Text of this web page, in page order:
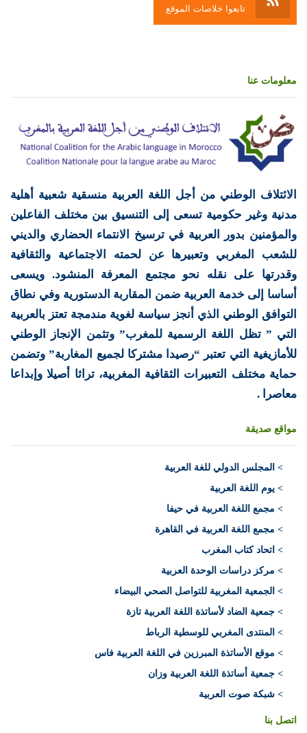
تابعوا خلاصات الموقع
معلومات عنا
الائتلاف الوطني من أجل اللغة العربية منسقية شعبية أهلية
مدنية وغير حكومية تسعى إلى التنسيق بين مختلف الفاعلين
والمؤمنين بدور العربية في ترسيخ الانتماء الحضاري والديني
للشعب المغربي وتعبيرها عن لحمته الاجتماعية والثقافية
وقدرتها على نقله نحو مجتمع المعرفة المنشود. ويسعى
أساسا إلى خدمة العربية ضمن المقاربة الدستورية وفي نطاق
التوافق الوطني الذي أنجز سياسة لغوية مندمجة تعتز بالعربية
التي ” تظل اللغة الرسمية للمغرب” وتثمن الإنجاز الوطني
للأمازيغية التي تعتبر “رصيدا مشتركا لجميع المغاربة” وتضمن
حماية مختلف التعبيرات الثقافية المغربية، تراثا أصيلا وإبداعا
معاصرا .
مواقع صديقة
> المجلس الدولي للغة العربية
> يوم اللغة العربية
> مجمع اللغة العربية في حيفا
> مجمع اللغة العربية في القاهرة
> اتحاد كتاب المغرب
> مركز دراسات الوحدة العربية
> الجمعية المغربية للتواصل الصحي البيضاء
> جمعية الضاد لأساتذة اللغة العربية تازة
> المنتدى المغربي للوسطية الرباط
> موقع الأساتذة المبرزين في اللغة العربية فاس
> جمعية أساتذة اللغة العربية وزان
> شبكة صوت العربية
اتصل بنا